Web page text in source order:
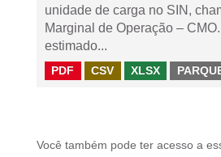
unidade de carga no SIN,
Marginal de Operação –
estimado...
PDF CSV XLSX
Você também pode ter acesso a